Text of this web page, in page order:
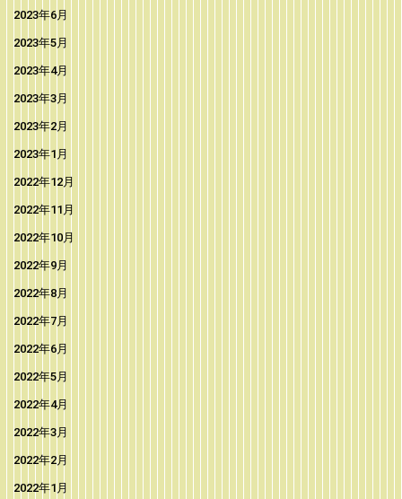
2023年6月
2023年5月
2023年4月
2023年3月
2023年2月
2023年1月
2022年12月
2022年11月
2022年10月
2022年9月
2022年8月
2022年7月
2022年6月
2022年5月
2022年4月
2022年3月
2022年2月
2022年1月